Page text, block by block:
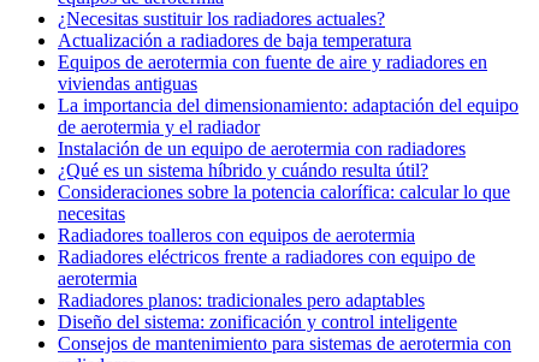
¿Necesitas sustituir los radiadores actuales?
Actualización a radiadores de baja temperatura
Equipos de aerotermia con fuente de aire y radiadores en
viviendas antiguas
La importancia del dimensionamiento: adaptación del equipo
de aerotermia y el radiador
Instalación de un equipo de aerotermia con radiadores
¿Qué es un sistema híbrido y cuándo resulta útil?
Consideraciones sobre la potencia calorífica: calcular lo que
necesitas
Radiadores toalleros con equipos de aerotermia
Radiadores eléctricos frente a radiadores con equipo de
aerotermia
Radiadores planos: tradicionales pero adaptables
Diseño del sistema: zonificación y control inteligente
Consejos de mantenimiento para sistemas de aerotermia con